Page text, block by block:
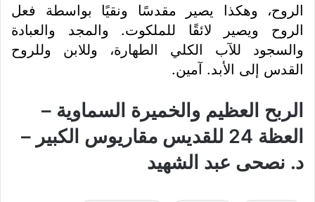
الروح، وهكذا يصير مقدسًا ونقيًا بواسطة فعل
الروح ويصير لائقًا للملكوت. والمجد والعبادة
والسجود للآب الكلي الطهارة، وللابن وللروح
القدس إلى الأبد. آمين.
الربح العظيم والخميرة السماوية –
العظة 24 للقديس مقاريوس الكبير –
د. نصحى عبد الشهيد